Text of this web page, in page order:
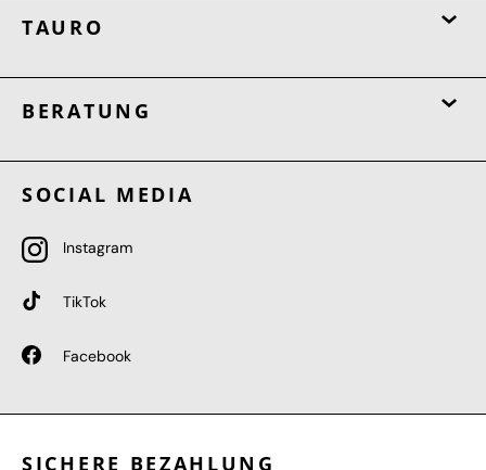
TAURO
BERATUNG
SOCIAL MEDIA
Instagram
TikTok
Facebook
SICHERE BEZAHLUNG